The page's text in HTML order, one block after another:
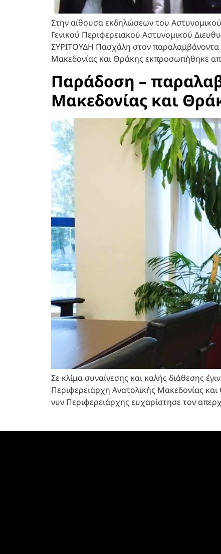
Στην αίθουσα εκδηλώσεων του
Γενικού Περιφερειακού Αστυνομικού
ΣΥΡΙΤΟΥΔΗ Πασχάλη στον
Μακεδονίας και Θράκης εκπροσωπήθηκε
Παράδοση –
Μακεδονίας και
Σε κλίμα συναίνεσης και καλής διάθεσης
Περιφερειάρχη Ανατολικής Μακεδονίας
νυν Περιφερειάρχης ευχαρίστησε τον